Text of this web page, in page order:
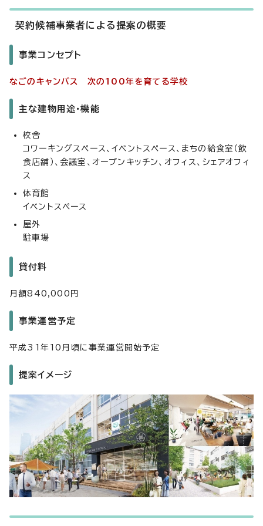
契約候補事業者による提案の概要
事業コンセプト
なごのキャンパス 次の100年を育てる学校
主な建物用途・機能
校舎
コワーキングスペース、イベントスペース、まちの給食室（飲
食店舗）、会議室、オープンキッチン、オフィス、シェアオフィ
ス
体育館
イベントスペース
屋外
駐車場
貸付料
月額840,000円
事業運営予定
平成31年10月頃に事業運営開始予定
提案イメージ